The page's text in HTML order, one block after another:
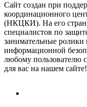
Сайт создан при
координационного
(НКЦКИ). На его
специалистов по
занимательные
информационной
любому пользователю
для вас на нашем